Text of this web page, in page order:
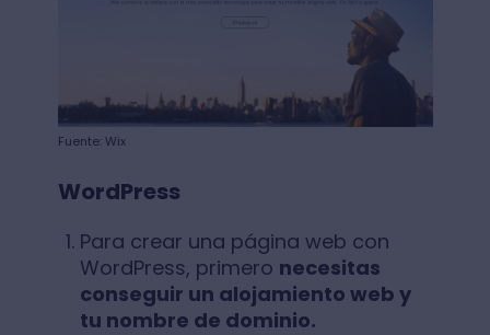
Fuente: Wix
WordPress
Para crear una página web con
WordPress, primero necesitas
conseguir un alojamiento web y
tu nombre de dominio.